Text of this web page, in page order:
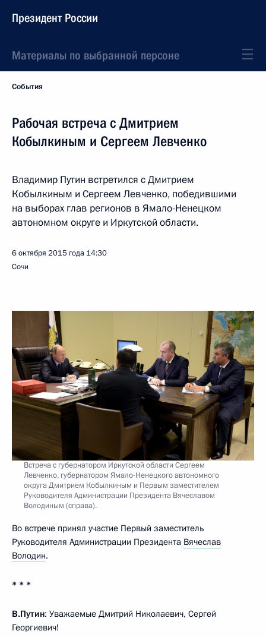
Президент России
Материалы по выбранной персоне
События
Рабочая встреча с Дмитрием
Кобылкиным и Сергеем Левченко
Владимир Путин встретился с Дмитрием
Кобылкиным и Сергеем Левченко, победившими
на выборах глав регионов в Ямало-Ненецком
автономном округе и Иркутской области.
6 октября 2015 года 14:30
Сочи
Встреча с губернатором Иркутской области Сергеем
Левченко, губернатором Ямало-Ненецкого автономного
округа Дмитрием Кобылкиным и Первым заместителем
Руководителя Администрации Президента Вячеславом
Володиным (справа).
Во встрече принял участие Первый заместитель
Руководителя Администрации Президента Вячеслав
Володин.
* * *
В.Путин: Уважаемые Дмитрий Николаевич, Сергей
Георгиевич!